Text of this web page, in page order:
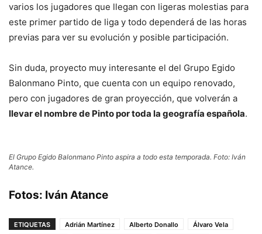
varios los jugadores que llegan con ligeras molestias para
este primer partido de liga y todo dependerá de las horas
previas para ver su evolución y posible participación.
Sin duda, proyecto muy interesante el del Grupo Egido
Balonmano Pinto, que cuenta con un equipo renovado,
pero con jugadores de gran proyección, que volverán a
llevar el nombre de Pinto por toda la geografía española.
El Grupo Egido Balonmano Pinto aspira a todo esta temporada. Foto: Iván
Atance.
Fotos: Iván Atance
ETIQUETAS Adrián Martínez Alberto Donallo
Álvaro Vela